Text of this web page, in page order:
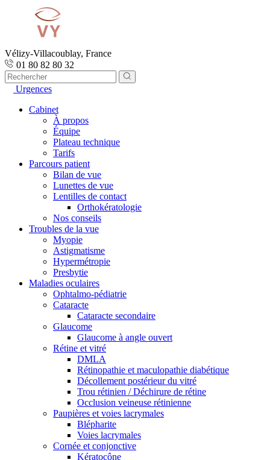
Vélizy-Villacoublay, France
01 80 82 80 32
Urgences
Cabinet
À propos
Équipe
Plateau technique
Tarifs
Parcours patient
Bilan de vue
Lunettes de vue
Lentilles de contact
Orthokératologie
Nos conseils
Troubles de la vue
Myopie
Astigmatisme
Hypermétropie
Presbytie
Maladies oculaires
Ophtalmo-pédiatrie
Cataracte
Cataracte secondaire
Glaucome
Glaucome à angle ouvert
Rétine et vitré
DMLA
Rétinopathie et maculopathie diabétique
Décollement postérieur du vitré
Trou rétinien / Déchirure de rétine
Occlusion veineuse rétinienne
Paupières et voies lacrymales
Blépharite
Voies lacrymales
Cornée et conjonctive
Kératocône